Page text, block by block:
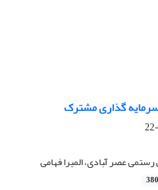
گذاری مشترک
عصر آّبادی، المیرا فهامی